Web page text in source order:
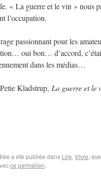
« La guerre et le vin » nous
l’occupation.
passionnant pour les
oui bon… d’accord,
dans les médias…
Kladstrup, La guerre et le
a été publiée dans Lire, Vivre,
ce permalien.